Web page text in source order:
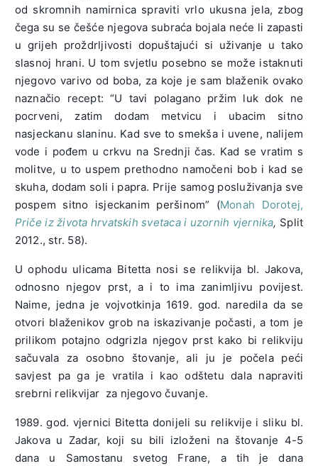
od skromnih namirnica spraviti vrlo ukusna jela, zbog
čega su se češće njegova subraća bojala neće li zapasti
u grijeh proždrljivosti dopuštajući si uživanje u tako
slasnoj hrani. U tom svjetlu posebno se može istaknuti
njegovo varivo od boba, za koje je sam blaženik ovako
naznačio recept: “U tavi polagano pržim luk dok ne
pocrveni, zatim dodam metvicu i ubacim sitno
nasjeckanu slaninu. Kad sve to smekša i uvene, nalijem
vode i pođem u crkvu na Srednji čas. Kad se vratim s
molitve, u to uspem prethodno namočeni bob i kad se
skuha, dodam soli i papra. Prije samog posluživanja sve
pospem sitno isjeckanim peršinom” (Monah Dorotej,
Priče iz života hrvatskih svetaca i uzornih vjernika, Split
2012., str. 58).
U ophodu ulicama Bitetta nosi se relikvija bl. Jakova,
odnosno njegov prst, a i to ima zanimljivu povijest.
Naime, jedna je vojvotkinja 1619. god. naredila da se
otvori blaženikov grob na iskazivanje počasti, a tom je
prilikom potajno odgrizla njegov prst kako bi relikviju
sačuvala za osobno štovanje, ali ju je počela peći
savjest pa ga je vratila i kao odštetu dala napraviti
srebrni relikvijar za njegovo čuvanje.
1989. god. vjernici Bitetta donijeli su relikvije i sliku bl.
Jakova u Zadar, koji su bili izloženi na štovanje 4-5
dana u Samostanu svetog Frane, a tih je dana